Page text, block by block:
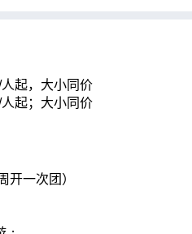
人起，大小同价
起；大小同价
开一次团）